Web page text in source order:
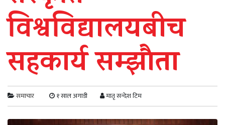
विश्वविद्यालयबीच
सहकार्य सम्झौता
समाचार १ साल अगाडी मातृ सन्देश टिम